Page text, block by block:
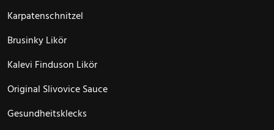
Karpatenschnitzel
Brusinky Likör
Kalevi Finduson Likör
Original Slivovice Sauce
Gesundheitsklecks